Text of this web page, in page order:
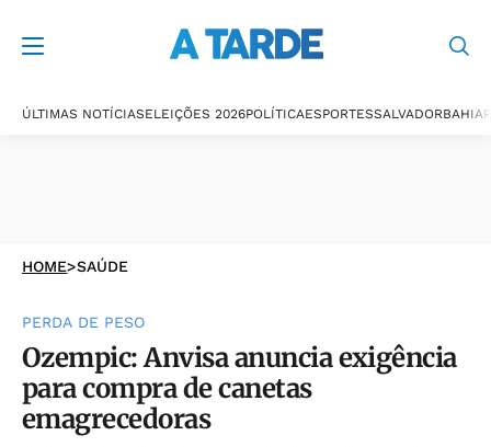
ÚLTIMAS NOTÍCIASELEIÇÕES 2026POLÍTICAESPORTESSALVADORBAHIA
HOME>SAÚDE
PERDA DE PESO
Ozempic: Anvisa anuncia exigência
para compra de canetas
emagrecedoras